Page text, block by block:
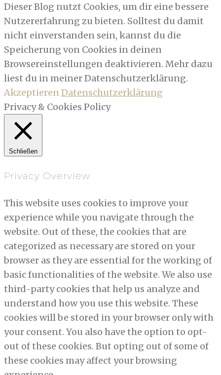
Dieser Blog nutzt Cookies, um dir eine bessere
Nutzererfahrung zu bieten. Solltest du damit
nicht einverstanden sein, kannst du die
Speicherung von Cookies in deinen
Browsereinstellungen deaktivieren. Mehr dazu
liest du in meiner Datenschutzerklärung.
AkzeptierenDatenschutzerklärung
Privacy & Cookies Policy
Schließen
Privacy Overview
This website uses cookies to improve your
experience while you navigate through the
website. Out of these, the cookies that are
categorized as necessary are stored on your
browser as they are essential for the working of
basic functionalities of the website. We also use
third-party cookies that help us analyze and
understand how you use this website. These
cookies will be stored in your browser only with
your consent. You also have the option to opt-
out of these cookies. But opting out of some of
these cookies may affect your browsing